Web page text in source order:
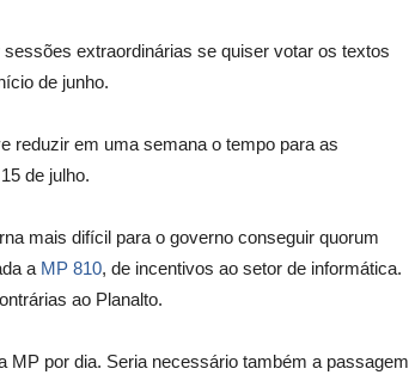
extraordinárias se quiser votar os textos
de junho.
reduzir em uma semana o tempo para as
de julho.
mais difícil para o governo conseguir quorum
a MP 810, de incentivos ao setor de informática.
ao Planalto.
MP por dia. Seria necessário também a passagem